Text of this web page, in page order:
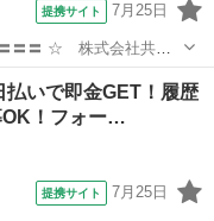
提携サイト 7月25日
路利用の固定ルートが
いで即金GET！履歴
OK！フォー…
提携サイト 7月25日